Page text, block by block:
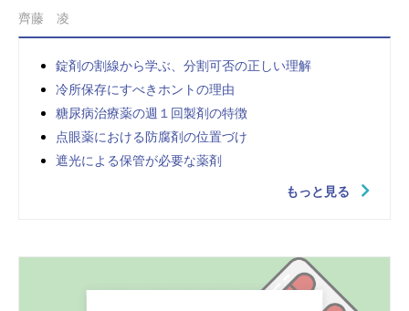
齊藤 凌
錠剤の割線から学ぶ、分割可否の正しい理解
冷所保存にすべきホントの理由
糖尿病治療薬の週１回製剤の特徴
点眼薬における防腐剤の位置づけ
遮光による保管が必要な薬剤
もっと見る